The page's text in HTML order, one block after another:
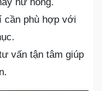
cần phù hợp với
vấn tận tâm giúp